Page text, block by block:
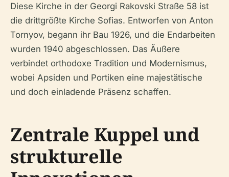
Diese Kirche in der Georgi Rakovski Straße 58 ist
die drittgrößte Kirche Sofias. Entworfen von Anton
Tornyov, begann ihr Bau 1926, und die Endarbeiten
wurden 1940 abgeschlossen. Das Äußere
verbindet orthodoxe Tradition und Modernismus,
wobei Apsiden und Portiken eine majestätische
und doch einladende Präsenz schaffen.
Zentrale Kuppel und
strukturelle